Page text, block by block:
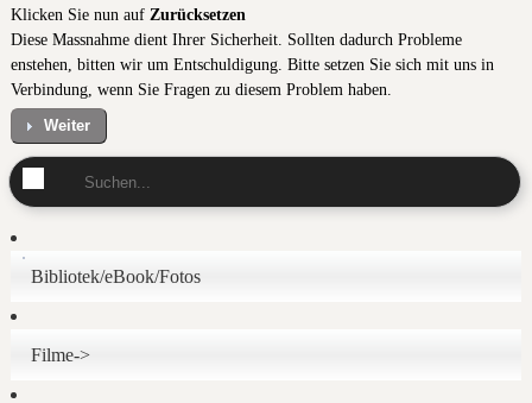
Klicken Sie nun auf Zurücksetzen
Diese Massnahme dient Ihrer Sicherheit. Sollten dadurch Probleme
enstehen, bitten wir um Entschuldigung. Bitte setzen Sie sich mit uns in
Verbindung, wenn Sie Fragen zu diesem Problem haben.
Weiter
Bibliotek/eBook/Fotos
Filme->